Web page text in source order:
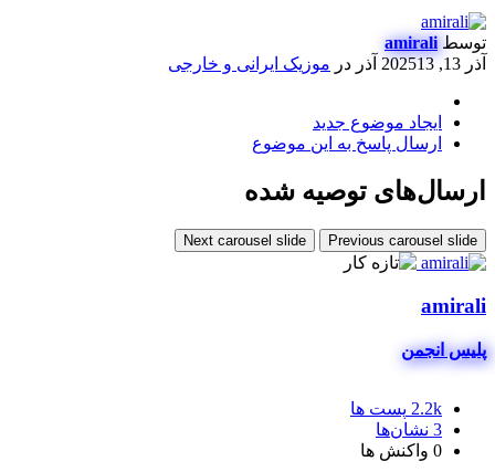
توسطamirali
آذر 13, 2025
13 آذر در موزیک ایرانی و خارجی
ایجاد موضوع جدید
ارسال پاسخ به این موضوع
ارسال‌های توصیه شده
Previous carousel slide
Next carousel slide
amirali
پلیس انجمن
2.2k پست ها
3 نشان‌ها
0 واکنش ها